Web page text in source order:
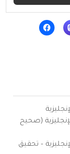
(صحيح
– تحقيق